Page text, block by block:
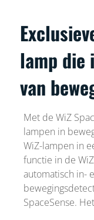
lamp die
van
Met de WiZ
lampen in
WiZ-lampen in
functie in de
automatisch in-
SpaceSense.